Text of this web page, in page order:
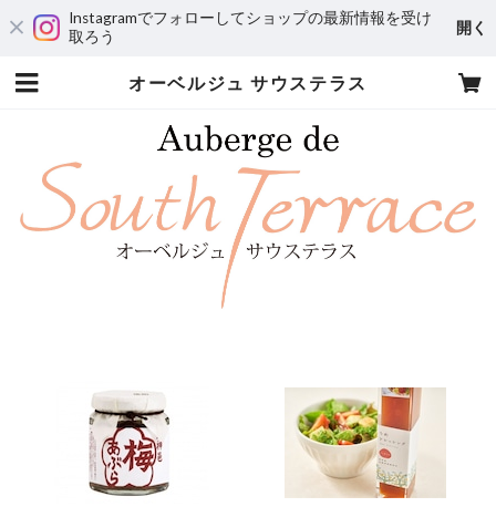
Instagramでフォローしてショップの最新情報を受け
取ろう
開く
オーベルジュ サウステラス